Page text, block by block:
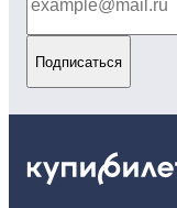
Подписаться